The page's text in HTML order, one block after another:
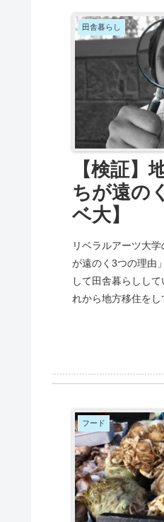
田舎暮らし
【検証】
ちが遠の
ベ大】
リベラルアーツ大
が遠のく3つの理由
して田舎暮らしし
れから地方移住を
フード